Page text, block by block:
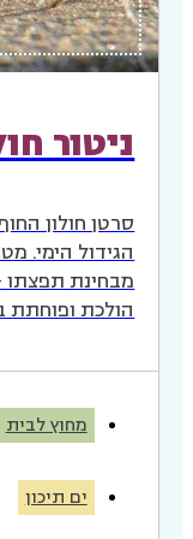
ניטור
סרטן חולון
הגידול הימי.
מבחינת תפצתו
הולכת ופוחתת
מחוץ לבית
ים תיכון